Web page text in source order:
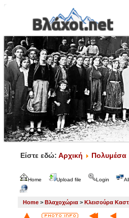
Είστε εδώ: Αρχική Πολυμέσα
Home Upload file Login
Home > Βλαχοχώρια > Κλεισούρα